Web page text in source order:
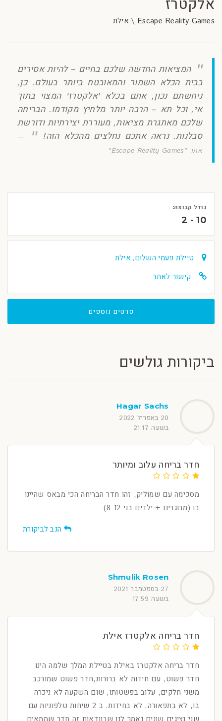
אלקטרז
Escape Reality Games \ אילת
המציאות החדשה שלכם בחיים – להיות אסירים
בבית הכלא השמור והמאובטח ביותר בעולם. כן,
ניחשתם נכון, אתם בכלא 'אלקטרז' המצוי בתוך
אי, וכל תא – הרבה יותר מלחיץ מקודמו. הבריחה
שלכם מאתגרת מציאות, מעוררת יצירתיות ודורשת
סבלנות. נראה אתכם נחלצים מהכלא הזה!
אתר "Escape Reality Games"
גודל קבוצה:
2 - 10
טיילת פעמי השלום, אילת
קישור לאתר
פרטים נוספים
ביקורות גולשים
Hagar Sachs
20 באפריל 2022
בשעה 21:17
חדר בריחה עלוב ומיותר
מסכימה עם שמוליק, זהו חדר הבריחה הכי מבאס שהיינו
בו (מבוגרים + ילדים בני 8-12)
הגב לביקורת
Shmulik Rosen
27 בספטמבר 2021
בשעה 17:59
חדר בריחה אלקטרז אילת
חדר בריחה אלקטרז באילת בטיילת המלך שלמה הינו
חדר פשוט, עם חידות לא ברורות,חדר פשוט שמורכב
משני חלקים, עלוב בפשטותו, שום השקעה לא ניכרה
בו, לא בתפאורה, לא בחידות. ב 2 שיחות טלפוניות עם